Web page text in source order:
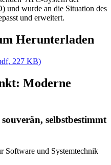
und wurde an die Situation des
und erweitert.
Herunterladen
227 KB)
Moderne
selbstbestimmt
Software und Systemtechnik